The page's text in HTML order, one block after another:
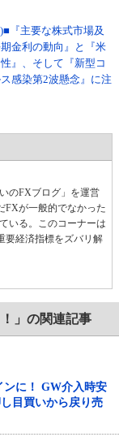
『主要な株式市場及
金利の動向』と『米
性』、そして『新型コ
感染第2波懸念』に注
のFXブログ」を運営
FXが一般的でなかった
いる。このコーナーは
要経済指標をズバリ解
」の関連記事
ンに！ GW介入時安
目買いから戻り売